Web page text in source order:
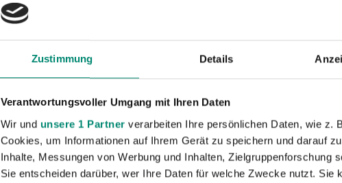
Zustimmung Details
Verantwortungsvoller Umgang mit Ihren Daten
Wir und unsere 1 Partner verarbeiten Ihre persönlichen Daten, wie z.
Cookies, um Informationen auf Ihrem Gerät zu speichern und darauf
Inhalte, Messungen von Werbung und Inhalten, Zielgruppenforschung
Sie entscheiden darüber, wer Ihre Daten für welche Zwecke nutzt. Sie